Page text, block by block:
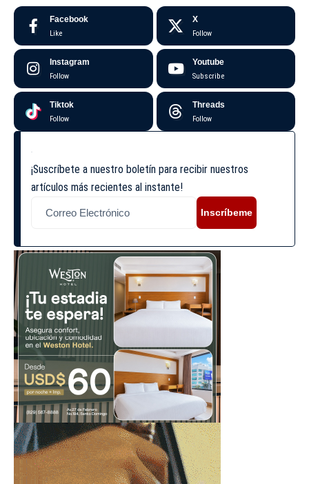
Facebook
Like
X
Follow
Instagram
Follow
Youtube
Subscribe
Tiktok
Follow
Threads
Follow
¡Suscríbete a nuestro boletín para recibir nuestros
artículos más recientes al instante!
Inscríbeme